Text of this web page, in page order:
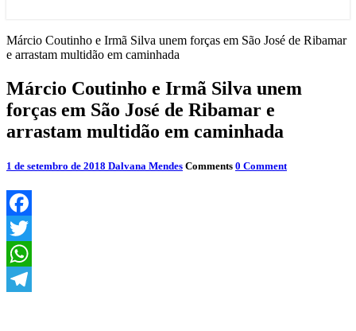
Márcio Coutinho e Irmã Silva unem forças em São José de Ribamar
e arrastam multidão em caminhada
Márcio Coutinho e Irmã Silva unem
forças em São José de Ribamar e
arrastam multidão em caminhada
1 de setembro de 2018 Dalvana Mendes Comments 0 Comment
Facebook
Twitter
WhatsApp